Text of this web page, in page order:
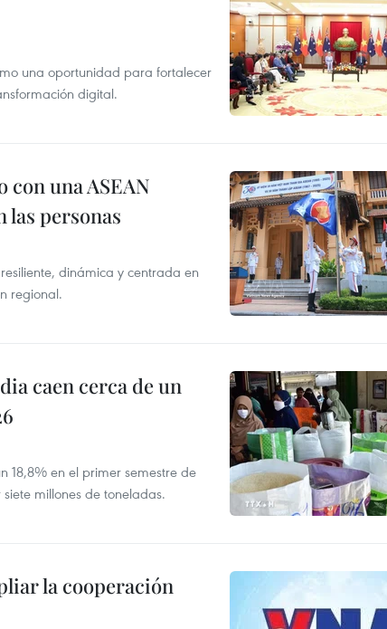
una oportunidad para fortalecer
digital.
una ASEAN
las personas
dinámica y centrada en
regional.
caen cerca de un
18,8% en el primer semestre de
millones de toneladas.
la cooperación